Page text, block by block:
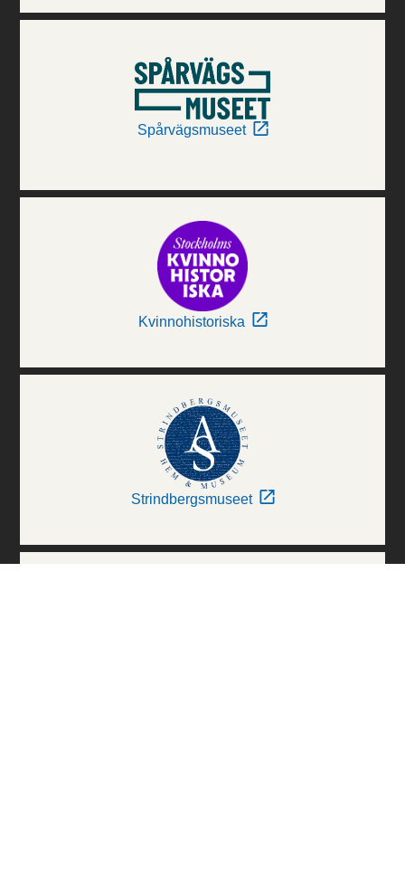
Spårvägsmuseet
Kvinnohistoriska
Strindbergsmuseet